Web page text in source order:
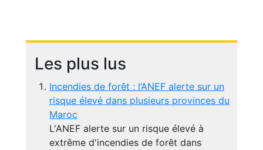
Les plus lus
Incendies de forêt : l’ANEF alerte sur un
risque élevé dans plusieurs provinces du
Maroc
L'ANEF alerte sur un risque élevé à
extrême d'incendies de forêt dans